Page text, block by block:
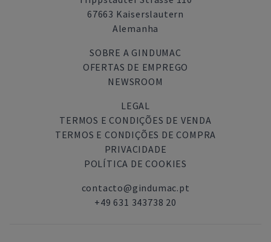
67663 Kaiserslautern
Alemanha
SOBRE A GINDUMAC
OFERTAS DE EMPREGO
NEWSROOM
LEGAL
TERMOS E CONDIÇÕES DE VENDA
TERMOS E CONDIÇÕES DE COMPRA
PRIVACIDADE
POLÍTICA DE COOKIES
contacto@gindumac.pt
+49 631 343738 20